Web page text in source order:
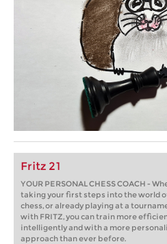
Fritz 21
YOUR PERSONAL CHESS COACH -
taking your first steps into the world
chess, or already playing at a
with FRITZ, you can train more
intelligently and with a more
approach than ever before.